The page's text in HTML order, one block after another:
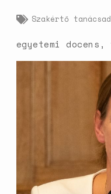
Szakértő
egyetemi